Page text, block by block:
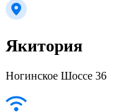
Якитория
Ногинское Шоссе 36